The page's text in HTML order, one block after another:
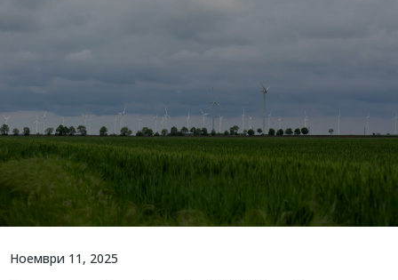
Ноември 11, 2025